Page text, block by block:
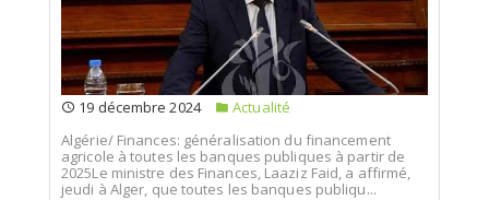
19 décembre 2024
Actualité
Algérie/ Finances: généralisation du financement
agricole à toutes les banques publiques à partir de
2025Le ministre des Finances, Laaziz Faid, a affirmé,
jeudi à Alger, que toutes les banques publiqu...